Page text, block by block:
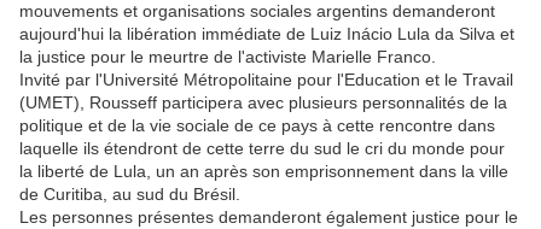
mouvements et organisations sociales argentins demanderont
aujourd'hui la libération immédiate de Luiz Inácio Lula da Silva et
la justice pour le meurtre de l'activiste Marielle Franco.
Invité par l'Université Métropolitaine pour l'Education et le Travail
(UMET), Rousseff participera avec plusieurs personnalités de la
politique et de la vie sociale de ce pays à cette rencontre dans
laquelle ils étendront de cette terre du sud le cri du monde pour
la liberté de Lula, un an après son emprisonnement dans la ville
de Curitiba, au sud du Brésil.
Les personnes présentes demanderont également justice pour le